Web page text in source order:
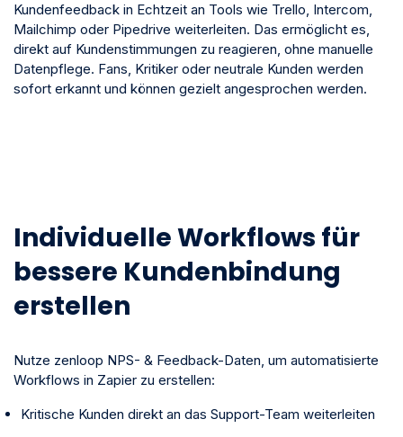
Kundenfeedback in Echtzeit an Tools wie Trello, Intercom,
Mailchimp oder Pipedrive weiterleiten. Das ermöglicht es,
direkt auf Kundenstimmungen zu reagieren, ohne manuelle
Datenpflege. Fans, Kritiker oder neutrale Kunden werden
sofort erkannt und können gezielt angesprochen werden.
Individuelle Workflows für
bessere Kundenbindung
erstellen
Nutze zenloop NPS- & Feedback-Daten, um automatisierte
Workflows in Zapier zu erstellen:
Kritische Kunden direkt an das Support-Team weiterleiten